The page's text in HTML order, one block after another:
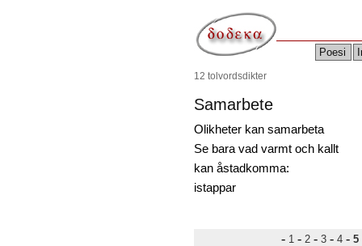
Poesi
12 tolvordsdikter
Samarbete
Olikheter kan samarbeta
Se bara vad varmt och kallt
kan åstadkomma:
istappar
-1 -2 -3 -4 - 5